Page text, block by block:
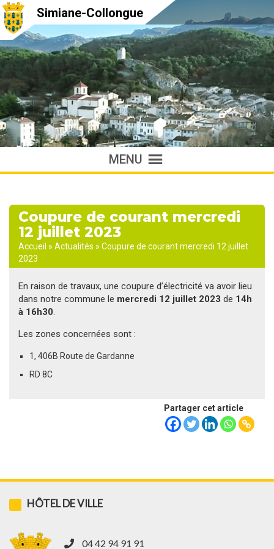
Simiane-Collongue
MENU
Coupure de courant mercredi
12 juillet 2023
Accueil » Actualités » Coupure de courant mercredi 12 juillet
2023
En raison de travaux, une coupure d’électricité va avoir lieu
dans notre commune le mercredi 12 juillet 2023 de 14h
à 16h30.
Les zones concernées sont :
1, 406B Route de Gardanne
RD 8C
Partager cet article
HÔTEL DE VILLE
04 42 94 91 91